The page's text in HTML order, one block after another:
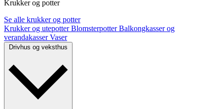
Krukker og potter
Se alle krukker og potter
Krukker og utepotterBlomsterpotterBalkongkasser og
verandakasserVaser